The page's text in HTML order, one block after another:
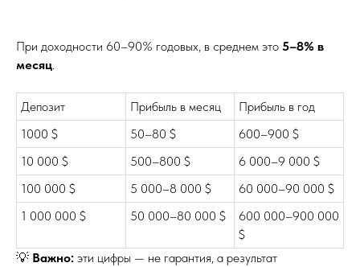
При доходности 60–90% годовых, в среднем это 5–8% в
месяц.
Депозит Прибыль в месяц
Прибыль в год
1000 $
50–80 $
600–900 $
10 000 $
500–800 $
6 000–9 000 $
100 000 $
5 000–8 000 $
60 000–90 000 $
1 000 000 $
50 000–80 000 $
600 000–900 000
$
💡 Важно: эти цифры — не гарантия, а результат